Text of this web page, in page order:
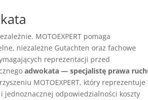
MOTOEXPERT pomaga
niezależne Gutachten oraz fachowe
reprezentacji przed
adwokata — specjalistę prawa
MOTOEXPERT, który reprezentuje
jednoznacznej odpowiedzialności koszty